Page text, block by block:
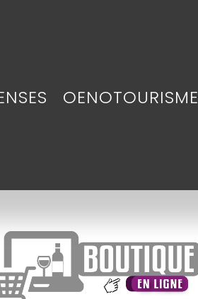
OENOTOURISME